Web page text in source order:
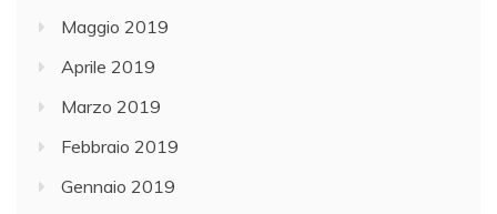
Maggio 2019
Aprile 2019
Marzo 2019
Febbraio 2019
Gennaio 2019